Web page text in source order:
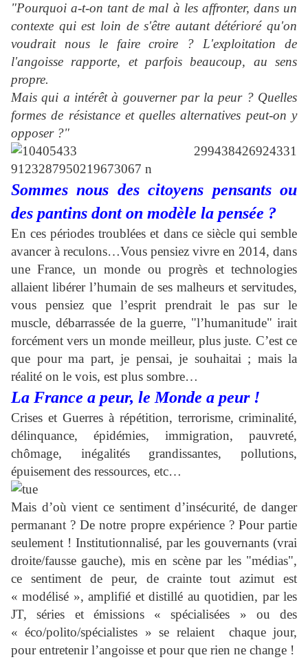
"Pourquoi a-t-on tant de mal à les affronter, dans un
contexte qui est loin de s'être autant détérioré qu'on
voudrait nous le faire croire ? L'exploitation de
l'angoisse rapporte, et parfois beaucoup, au sens
propre.
Mais qui a intérêt à gouverner par la peur ? Quelles
formes de résistance et quelles alternatives peut-on y
opposer ?"
Sommes nous des citoyens pensants ou
des pantins dont on modèle la pensée ?
En ces périodes troublées et dans ce siècle qui semble
avancer à reculons…Vous pensiez vivre en 2014, dans
une France, un monde ou progrès et technologies
allaient libérer l’humain de ses malheurs et servitudes,
vous pensiez que l’esprit prendrait le pas sur le
muscle, débarrassée de la guerre, "l’humanitude" irait
forcément vers un monde meilleur, plus juste. C’est ce
que pour ma part, je pensai, je souhaitai ; mais la
réalité on le vois, est plus sombre…
La France a peur, le Monde a peur !
Crises et Guerres à répétition, terrorisme, criminalité,
délinquance, épidémies, immigration, pauvreté,
chômage, inégalités grandissantes, pollutions,
épuisement des ressources, etc…
Mais d’où vient ce sentiment d’insécurité, de danger
permanant ? De notre propre expérience ? Pour partie
seulement ! Institutionnalisé, par les gouvernants (vrai
droite/fausse gauche), mis en scène par les "médias",
ce sentiment de peur, de crainte tout azimut est
« modélisé », amplifié et distillé au quotidien, par les
JT, séries et émissions « spécialisées » ou des
« éco/polito/spécialistes » se relaient
chaque jour,
pour entretenir l’angoisse et pour que rien ne change !